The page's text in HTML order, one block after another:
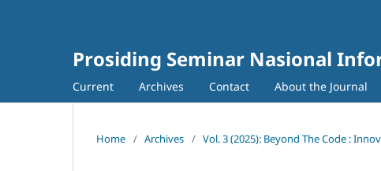
Prosiding Seminar Nasional
Current Archives Contact About the Journal
Home / Archives / Vol. 3 (2025): Beyond The Code :